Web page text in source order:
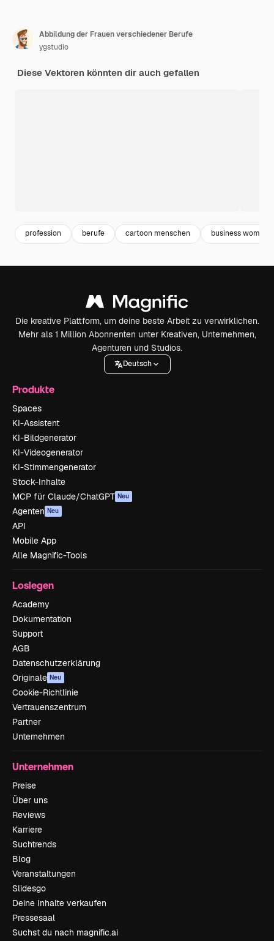
Abbildung der Frauen verschiedener Berufe
ygstudio
Diese Vektoren könnten dir auch gefallen
profession berufe cartoon menschen business woman
Die kreative Plattform, um deine beste Arbeit zu verwirklichen.
Mehr als 1 Million Abonnenten unter Kreativen, Unternehmen,
Agenturen und Studios.
Deutsch
Produkte
Spaces
KI-Assistent
KI-Bildgenerator
KI-Videogenerator
KI-Stimmengenerator
Stock-Inhalte
MCP für Claude/ChatGPT Neu
Agenten Neu
API
Mobile App
Alle Magnific-Tools
Loslegen
Academy
Dokumentation
Support
AGB
Datenschutzerklärung
Originale Neu
Cookie-Richtlinie
Vertrauenszentrum
Partner
Unternehmen
Unternehmen
Preise
Über uns
Reviews
Karriere
Suchtrends
Blog
Veranstaltungen
Slidesgo
Deine Inhalte verkaufen
Pressesaal
Suchst du nach magnific.ai